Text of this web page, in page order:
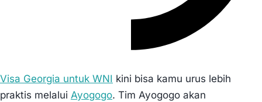
Visa Georgia untuk WNI kini bisa kamu urus lebih
praktis melalui Ayogogo. Tim Ayogogo akan